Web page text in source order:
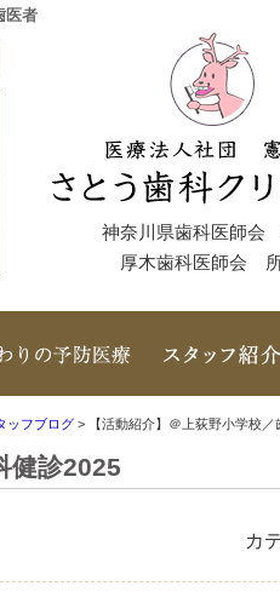
医者
神奈川県歯科医師会
厚木歯科医師会
ック概要（初めての方へ）
当院こだわり
ッフブログ > 【活動紹介】＠上荻野小学校
健診2025
カ